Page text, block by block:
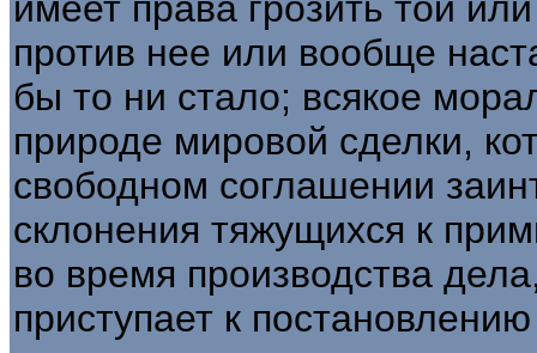
против нее или вообще
бы то ни стало; всякое
природе мировой сделки,
свободном соглашении
склонения тяжущихся к
во время производства
приступает к